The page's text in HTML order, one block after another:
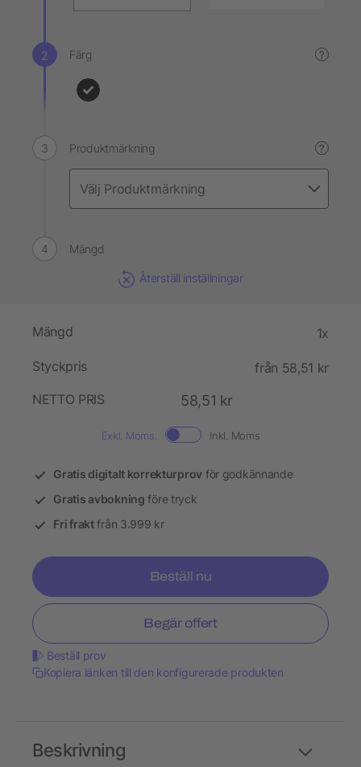
Färg ?
Produktmärkning ?
Mängd
Återställ inställningar
Mängd 1x
Styckpris
från 58,51 kr
NETTO PRIS
58,51 kr
Exkl. Moms. Inkl. Moms
Gratis digitalt korrekturprov för godkännande
Gratis avbokning före tryck
Fri fraktfrån 3.999 kr
Beställ nu
Begär offert
Beställ prov
Kopiera länken till den konfigurerade produkten
Beskrivning